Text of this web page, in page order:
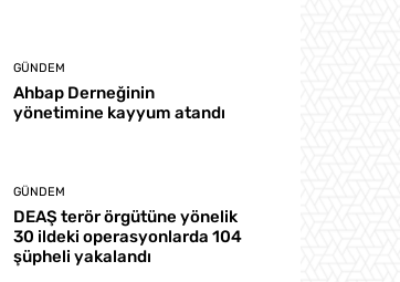
GÜNDEM
Ahbap Derneğinin
yönetimine kayyum atandı
GÜNDEM
DEAŞ terör örgütüne yönelik
30 ildeki operasyonlarda 104
şüpheli yakalandı